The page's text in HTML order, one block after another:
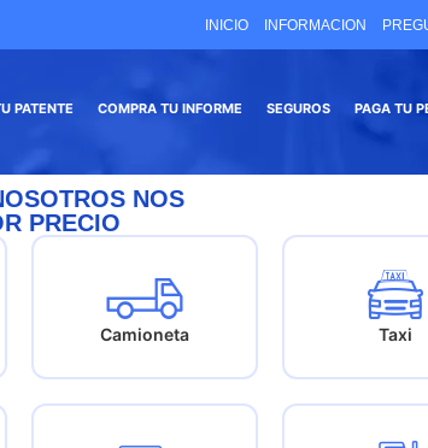
INICIO INFORMACION
PATENTE COMPRA TU INFORME SEGUROS PAGA TU
NOS
PRECIO
Camioneta Taxi